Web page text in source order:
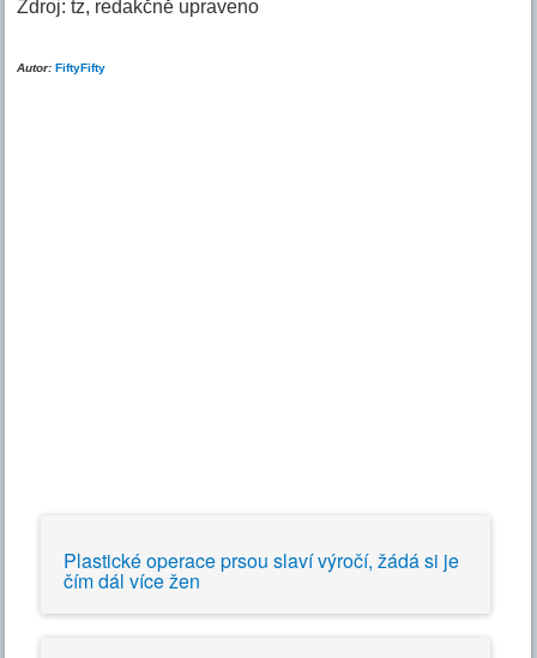
Zdroj: tz, redakčně upraveno
Autor:FiftyFifty
Plastické operace prsou slaví výročí, žádá si je
čím dál více žen